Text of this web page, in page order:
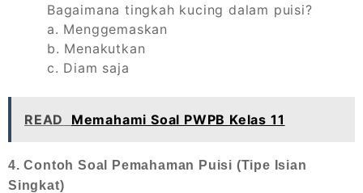
Bagaimana tingkah kucing dalam puisi?
a. Menggemaskan
b. Menakutkan
c. Diam saja
READ Memahami Soal PWPB Kelas 11
4. Contoh Soal Pemahaman Puisi (Tipe Isian
Singkat)